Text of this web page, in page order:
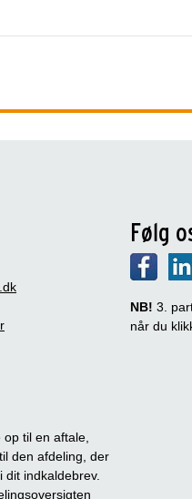
til en aftale,
den afdeling, der
dit indkaldebrev.
Følg
NB! 3.
når du